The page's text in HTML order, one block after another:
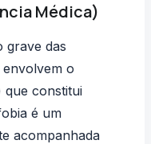
Médica)
grave das
envolvem o
que constitui
é um
acompanhada